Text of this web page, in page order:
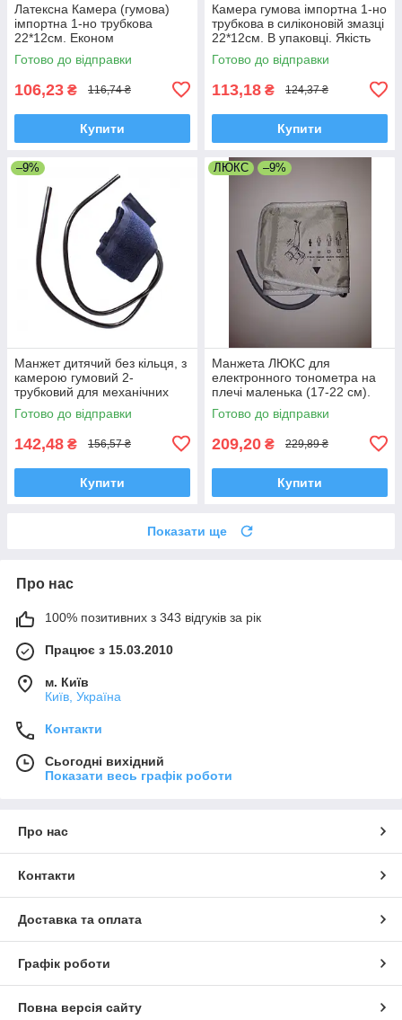
Латексна Камера (гумова)
імпортна 1-но трубкова
22*12см. Економ
Готово до відправки
106,23 ₴ 116,74 ₴
Купити
Камера гумова імпортна 1-но
трубкова в силіконовій змазці
22*12см. В упаковці. Якість
Готово до відправки
113,18 ₴ 124,37 ₴
Купити
–9%
Манжет дитячий без кільця, з
камерою гумовий 2-
трубковий для механічних
тонометрів, обхват 20-29 см
Готово до відправки
142,48 ₴ 156,57 ₴
Купити
ЛЮКС –9%
Манжета ЛЮКС для
електронного тонометра на
плечі маленька (17-22 см).
Готово до відправки
209,20 ₴ 229,89 ₴
Купити
Показати ще
Про нас
100% позитивних з 343 відгуків за рік
Працює з 15.03.2010
м. Київ
Київ, Україна
Контакти
Сьогодні вихідний
Показати весь графік роботи
Про нас
Контакти
Доставка та оплата
Графік роботи
Повна версія сайту